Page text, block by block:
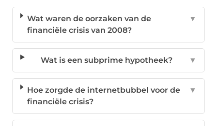
Wat waren de oorzaken van de
financiële crisis van 2008?
▼
Wat is een subprime hypotheek? ▼
Hoe zorgde de internetbubbel voor de
financiële crisis?
▼